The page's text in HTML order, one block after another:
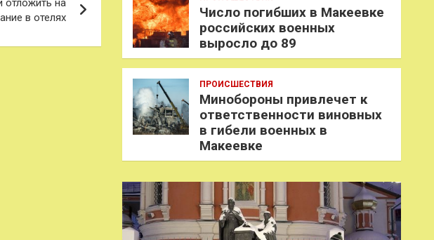
отложить на
в отелях
Число погибших в Макеевке
российских военных
выросло до 89
ПРОИСШЕСТВИЯ
Минобороны привлечет к
ответственности виновных
в гибели военных в
Макеевке